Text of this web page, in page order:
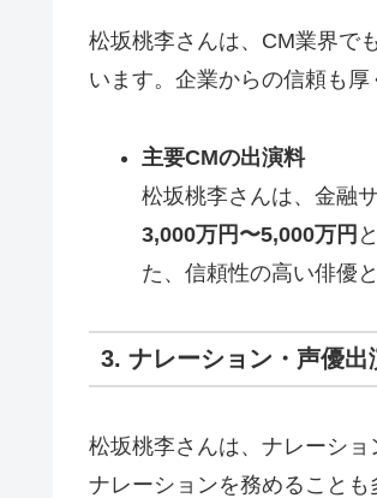
松坂桃李さんは、CM業界で
います。企業からの信頼も
主要CMの出演料
松坂桃李さんは、金融
3,000万円〜5,000万円
た、信頼性の高い俳優
3. ナレーション・声優出
松坂桃李さんは、ナレーシ
ナレーションを務めることも